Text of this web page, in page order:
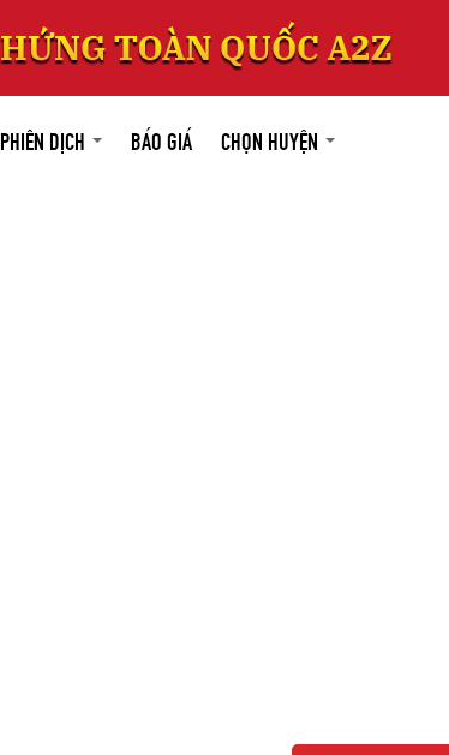
PHIÊN DỊCH BÁO GIÁ CHỌN HUYỆN